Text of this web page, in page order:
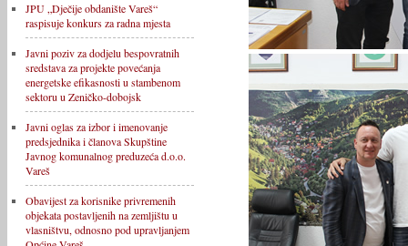
JPU „Dječije obdanište Vareš“
raspisuje konkurs za radna mjesta
Javni poziv za dodjelu bespovratnih
sredstava za projekte povećanja
energetske efikasnosti u stambenom
sektoru u Zeničko-dobojsk
Javni oglas za izbor i imenovanje
predsjednika i članova Skupštine
Javnog komunalnog preduzeća d.o.o.
Vareš
Obavijest za korisnike privremenih
objekata postavljenih na zemljištu u
vlasništvu, odnosno pod upravljanjem